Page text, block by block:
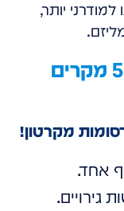
יותר,
מי בכלל צריך הולוגרמה? 5 מקרים
אחד.
גירויים.